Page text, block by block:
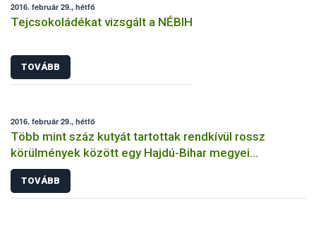
2016. február 29., hétfő
Tejcsokoládékat vizsgált a NÉBIH
TOVÁBB
2016. február 29., hétfő
Több mint száz kutyát tartottak rendkívül rossz
körülmények között egy Hajdú-Bihar megyei
tenyészetben
TOVÁBB